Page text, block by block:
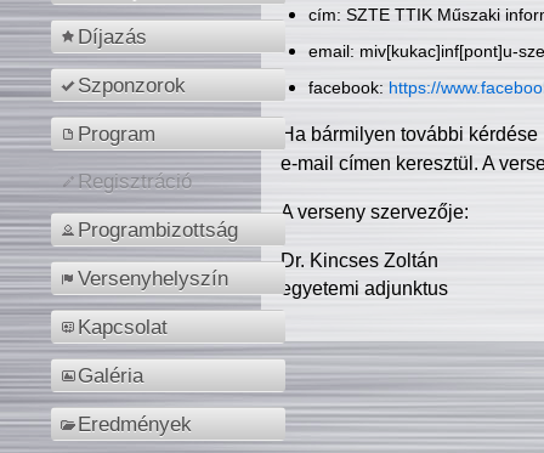
Díjazás
Szponzorok
Program
Regisztráció
Programbizottság
Versenyhelyszín
Kapcsolat
Galéria
Eredmények
cím: SZTE TTIK Műszaki
email: miv[kukac]inf[pont]u-
facebook: https://
Ha bármilyen további
e-mail címen keresztül. A
A verseny szervezője:
Dr. Kincses Zoltán
egyetemi adjunktus